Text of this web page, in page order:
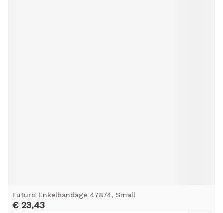
Futuro Enkelbandage 47874, Small
€ 23,43